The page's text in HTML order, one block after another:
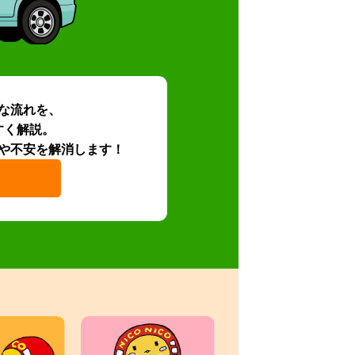
流れを、
解説。
不安を解消します！